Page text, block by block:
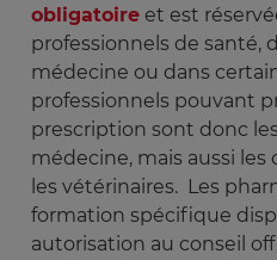
obligatoire et est
professionnels de santé,
médecine ou dans
professionnels pouvant
prescription sont donc
médecine, mais aussi
les vétérinaires. Les
formation spécifique
autorisation au conseil